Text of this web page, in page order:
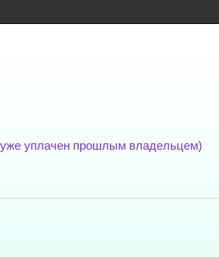
уже уплачен прошлым владельцем)